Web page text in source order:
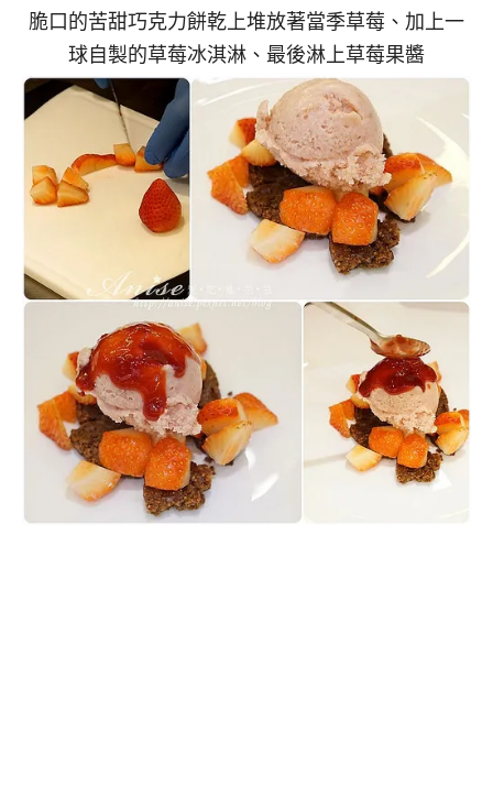
脆口的苦甜巧克力餅乾上堆放著當季草莓、加上一
球自製的草莓冰淇淋、最後淋上草莓果醬